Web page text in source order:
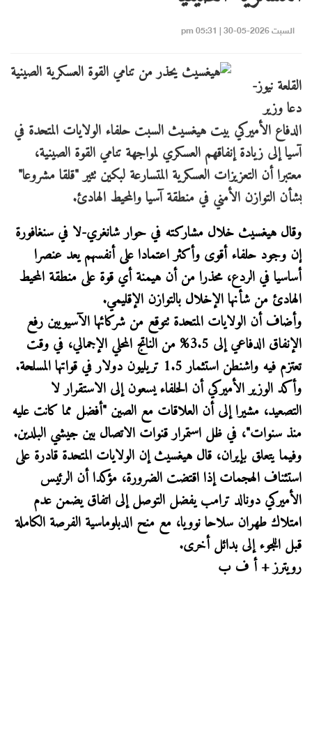
السبت 2026-05-30 | 05:31 pm
القلعة نيوز-
دعا وزير
الدفاع الأميركي بيت هيغسيث السبت حلفاء الولايات المتحدة في
آسيا إلى زيادة إنفاقهم العسكري لمواجهة تنامي القوة الصينية،
معتبرا أن التعزيزات العسكرية المتسارعة لبكين تثير "قلقا مشروعا"
بشأن التوازن الأمني في منطقة آسيا والمحيط الهادئ.
وقال هيغسيث خلال مشاركته في حوار شانغري-لا في سنغافورة
إن وجود حلفاء أقوى وأكثر اعتمادا على أنفسهم يعد عنصرا
أساسيا في الردع، محذرا من أن هيمنة أي قوة على منطقة المحيط
الهادئ من شأنها الإخلال بالتوازن الإقليمي.
وأضاف أن الولايات المتحدة تتوقع من شركائها الآسيويين رفع
الإنفاق الدفاعي إلى 3.5% من الناتج المحلي الإجمالي، في وقت
تعتزم فيه واشنطن استثمار 1.5 تريليون دولار في قواتها المسلحة.
وأكد الوزير الأميركي أن الحلفاء يسعون إلى الاستقرار لا
التصعيد، مشيرا إلى أن العلاقات مع الصين "أفضل مما كانت عليه
منذ سنوات"، في ظل استمرار قنوات الاتصال بين جيشي البلدين.
وفيما يتعلق بإيران، قال هيغسيث إن الولايات المتحدة قادرة على
استئناف الهجمات إذا اقتضت الضرورة، مؤكدا أن الرئيس
الأميركي دونالد ترامب يفضل التوصل إلى اتفاق يضمن عدم
امتلاك طهران سلاحا نوويا، مع منح الدبلوماسية الفرصة الكاملة
قبل اللجوء إلى بدائل أخرى.
رويترز + أ ف ب